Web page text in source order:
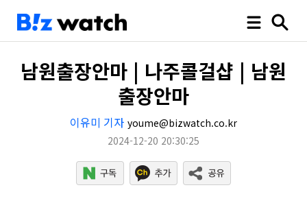
남원출장안마 | 나주콜걸샵 | 남원
출장안마
이유미 기자 youme@bizwatch.co.kr
2024-12-20 20:30:25